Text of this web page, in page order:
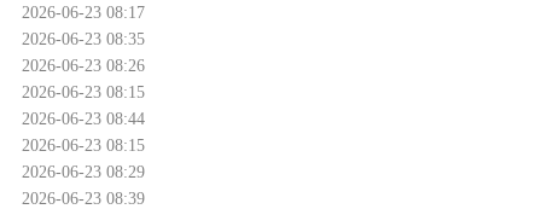
2026-06-23 08:17
2026-06-23 08:35
2026-06-23 08:26
2026-06-23 08:15
2026-06-23 08:44
2026-06-23 08:15
2026-06-23 08:29
2026-06-23 08:39